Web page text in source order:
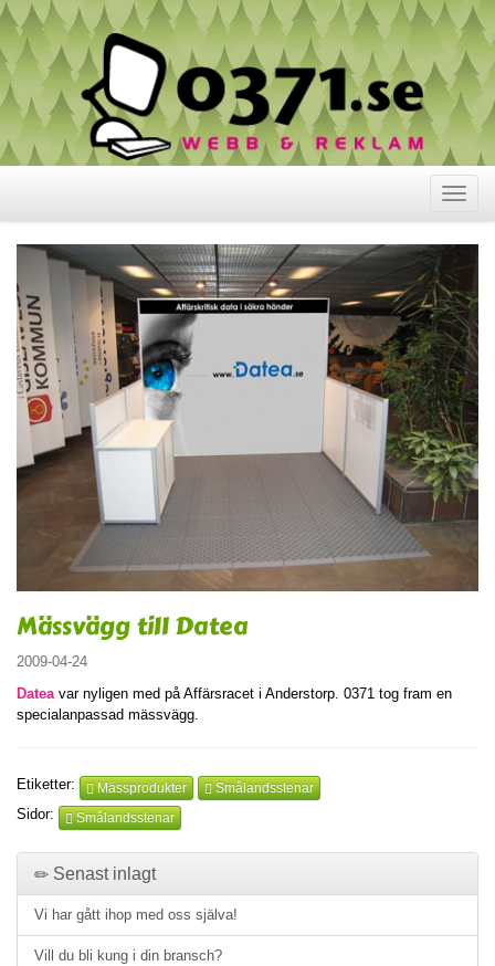
Visa
meny
Mässvägg till Datea
2009-04-24
Datea var nyligen med på Affärsracet i Anderstorp. 0371 tog fram en
specialanpassad mässvägg.
Etiketter: Mässprodukter Smålandsstenar
Sidor: Smålandsstenar
Senast inlagt
Vi har gått ihop med oss själva!
Vill du bli kung i din bransch?